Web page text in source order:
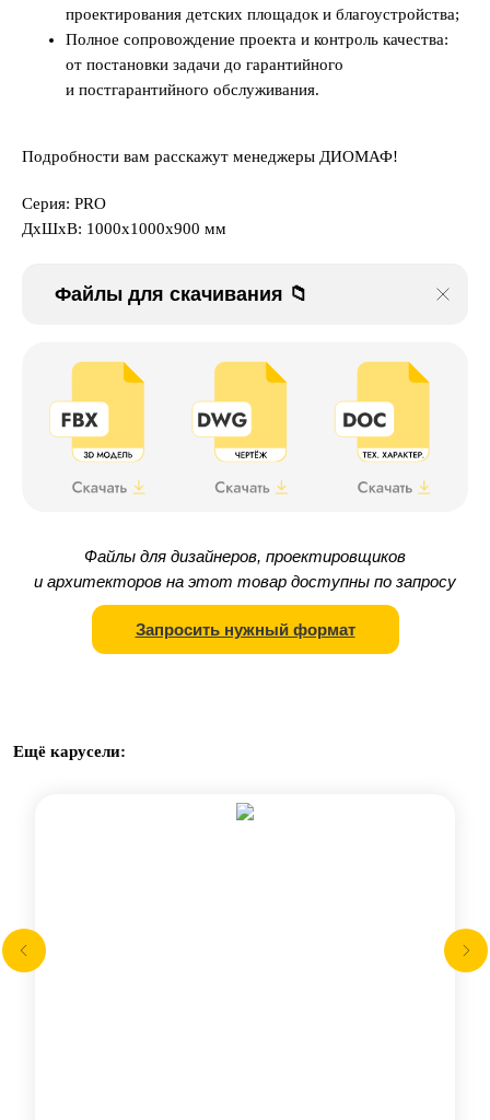
проектирования детских площадок и благоустройства;
Полное сопровождение проекта и контроль качества:
от постановки задачи до гарантийного
и постгарантийного обслуживания.
Подробности вам расскажут менеджеры ДИОМАФ!
Серия: PRO
ДxШxВ: 1000x1000x900 мм
Файлы для скачивания 📁
Файлы для дизайнеров, проектировщиков
и архитекторов на этот товар доступны по запросу
Запросить нужный формат
Ещё карусели: